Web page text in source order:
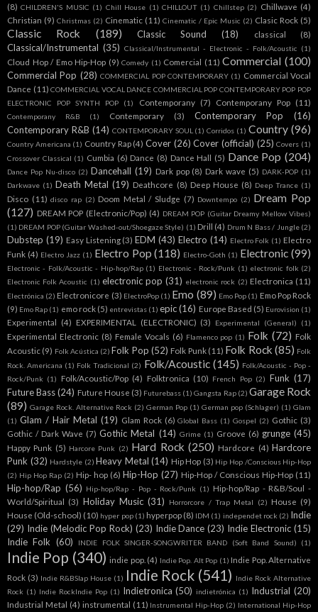
(8) CHILDREN'S MUSIC (1) Chill House (1) CHILLOUT (1) Chillstep (2) Chillwave (4)
Christian (9) Christmas (2) Cinematic (11) Cinematic / Epic Music (2) Clasic Rock (5)
Classic Rock (189) Classic Sound (18) classical (8)
Classical/Instrumental (35) Classical/Instrumental - Electronic - Folk/Acoustic (1)
Cloud Hop / Emo Hip-Hop (9) Comedy (1) Comercial (11) Commercial (100)
Commercial Pop (28) COMMERCIAL POP CONTEMPORARY (1) Commercial Vocal
Dance (11) COMMERCIAL VOCAL DANCE COMMERCIAL POP CONTEMPORARY POP POP
ELECTRONIC POP SYNTH POP
(1) Contemporany (7) Contemporany Pop (11)
Contemporany R&B (1) Contemporary (3) Contemporary Pop
(16)
Contemporary R&B (14) CONTEMPORARY SOUL (1) Corridos (1) Country (96)
Country Americana (1) Country Rap (4) Cover (26) Cover (official) (25) Covers (1)
Crossover Classical (1) Cumbia (6) Dance (8) Dance Hall (5) Dance Pop (204)
Dance Pop Nu-disco (2) Dancehall (19) Dark pop (8) Dark wave (5) DARK-POP (1)
Darkwave (1) Death Metal (19) Deathcore (8) Deep House (8) Deep Trance (1)
Disco (11) disco rap (2) Doom Metal / Sludge (7) Downtempo (2) Dream Pop
(127) DREAM POP (Electronic/Pop) (4) DREAM POP (Guitar Dreamy Mellow Vibes)
(1) DREAM POP (Guitar Washed-out/Shoegaze Style) (1) Drill (4) Drum N Bass / Jungle (2)
Dubstep (19) Easy Listening (3) EDM (43) Electro (14) Electro Folk (1) Electro
Funk (4) Electro Jazz (1) Electro Pop (118) Electro-Goth (1) Electronic (99)
Electronic - Folk/Acoustic - Hip-hop/Rap (1) Electronic - Rock/Punk (1) electronic folk (2)
Electronic Folk Acoustic (1) electronic pop (31) electronic rock (2) Electronica (11)
Electrónica (2) Electronicore (3) ElectroPop (1) Emo (89) Emo Pop (1) Emo Pop Rock
(9) Emo Rap (1) emo rock (5) entrevistas (1) epic (16) Europe Based (5) Eurovision (1)
Experimental (4) EXPERIMENTAL (ELECTRONIC) (3) Experimental (General) (1)
Experimental Electronic (8) Female Vocals (6) Flamenco pop (1) Folk (72) Folk
Acoustic (9) Folk Acústica (2) Folk Pop (52) Folk Punk (11) Folk Rock (85) Folk
Rock. Americana (1) Folk Tradicional (2) Folk/Acoustic (145) Folk/Acoustic - Pop -
Rock/Punk (1) Folk/Acoustic/Pop (4) Folktronica (10) French Pop (2) Funk (17)
Future Bass (24) Future House (3) Futurebass (1) Gangsta Rap (2) Garage Rock
(89) Garage Rock. Alternative Rock (2) German Pop (1) German pop (Schlager) (1) Glam
(1) Glam / Hair Metal (19) Glam Rock (6) Global Bass (1) Gospel (2) Gothic (3)
Gothic / Dark Wave (7) Gothic Metal (14) Grime (1) Groove (6) grunge (45)
Happy Punk (5) Harcore Punk (2) Hard Rock (250) Hardcore (4) Hardcore
Punk (32) Hardstyle (2) Heavy Metal (14) Hip Hop (3) Hip Hop /Conscious Hip-Hop
(2) Hip Hop Rap (2) Hip- hop (6) Hip-Hop (27) Hip-Hop / Conscious Hip-Hop (11)
Hip-hop/Rap (56) Hip-hop/Rap - Pop - Rock/Punk (1) Hip-hop/Rap - R&B/Soul -
World/Spiritual (3) Holiday Music (31) Horrorcore / Trap Metal (2) House (9)
House (Old-school) (10) hyper pop (1) hyperpop (8) IDM (1) independet rock (2) Indie
(29) Indie (Melodic Pop Rock) (23) Indie Dance (23) Indie Electronic (15)
Indie Folk (60) INDIE FOLK SINGER-SONGWRITER BAND (Soft Band Sound) (1)
Indie Pop (340) indie pop. (4) Indie Pop. Alt Pop (1) Indie Pop. Alternative
Rock (3) Indie R&BSlap House (1) Indie Rock (541) Indie Rock Alternative
Rock (1) Indie RockIndie Pop (1) Indietronica (50) indietrónica (1) Industrial (20)
Industrial Metal (4) instrumental (11) Instrumental Hip-Hop (2) International Hip-Hop